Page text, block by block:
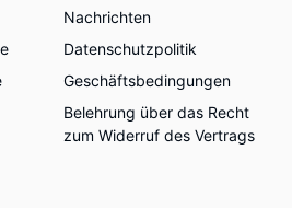
Nachrichten
Datenschutzpolitik
Geschäftsbedingungen
Belehrung über das Recht
zum Widerruf des Vertrags